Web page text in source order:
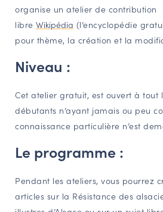
NAVIGATION FILTRÉE «
Comité d'Histoire Régionale
Service Inventaire et Patrimoines de
Amateurs d’histoire et de patrimoine
Étudiants & chercheurs
organise un atelier de contribution
libre Wikipédia (l’encyclopédie
pour thème, la création et la
Niveau :
Cet atelier gratuit, est ouvert à tout
débutants n’ayant jamais ou peu
connaissance particulière n’est
Le programme :
Pendant les ateliers, vous pourrez
articles sur la Résistance des